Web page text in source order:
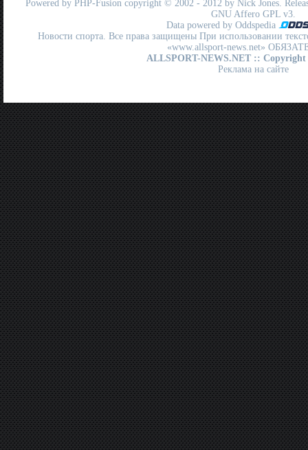
Powered by PHP-Fusion copyright © 2002 - 2012 by Nick Jones.
GNU Affero GPL v3.
Data powered by Oddspedia
Новости спорта. Все права защищены При использовании
«www.allsport-news.net»
ALLSPORT-NEWS.NET :: Copyright
Реклама на сайте